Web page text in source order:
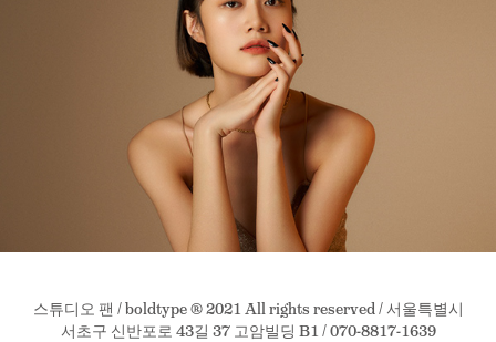
스튜디오 팬 / boldtype ® 2021 All rights reserved / 서울특별시
서초구 신반포로 43길 37 고암빌딩 B1 / 070-8817-1639